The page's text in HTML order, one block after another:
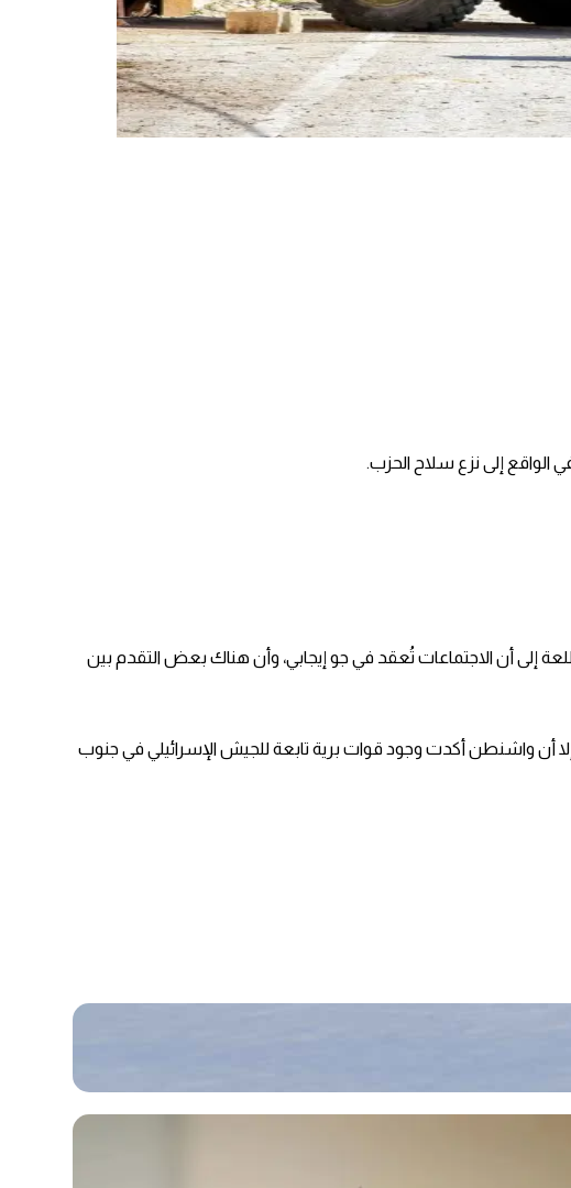
إلى نزع سلاح الحزب.
أن الاجتماعات تُعقد في جو إيجابي، وأن هناك بعض التقدم بين
أن واشنطن أكدت وجود قوات برية تابعة للجيش الإسرائيلي في جنوب